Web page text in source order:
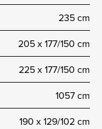
235 cm
205 x 177/150 cm
225 x 177/150 cm
1057 cm
190 x 129/102 cm